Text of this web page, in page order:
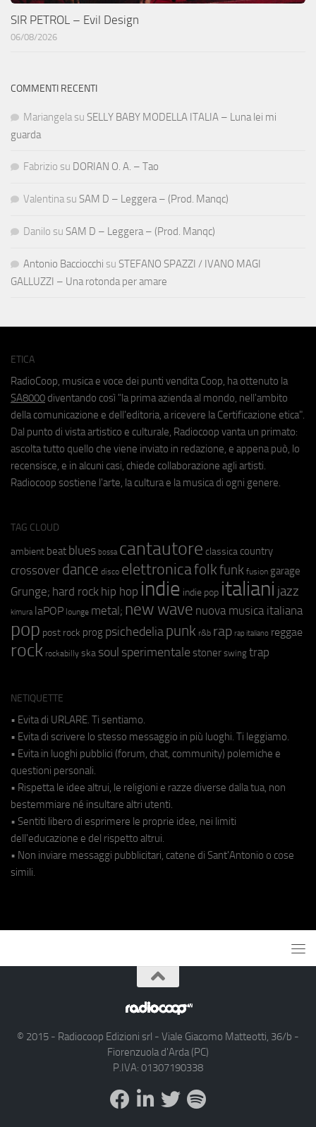
SIR PETROL – Evil Design
06/08/2026
COMMENTI RECENTI
Mariangela su SELLY BABY MODELLA ITALIA – Luna lei mi
guarda
Fabrizio su DORIAN O. A. – Tao
Valentina su SAM D – Leggera – (Prod. Manqc)
Danilo su SAM D – Leggera – (Prod. Manqc)
Antonio Bacciocchi su STEFANO SPAZZI / IVANO MAGI
GALLUZZI – Una rotonda per amare
ETICA
RadioCoop, musica e voce dei punti vendita Coop, ha ottenuto la
SA8000 diventando così "la prima azienda al mondo, nell'ambito
della comunicazione e dell'editoria, a ricevere la Certificazione etica".
Dal punto di vista artistico e culturale, Radiocoop vanta un primato:
ascolta tutto quello che viene inviato in redazione, e appena può, lo
recensisce, e in alcuni casi, chiede collaborazione agli artisti.
Radiocoop sostiene l'arte, la cultura e la musica di ogni genere.
TAG CLOUD
ambient beat blues bossa cantautore classica country
crossover dance disco elettronicafolkfunk fusion garage
Grunge; hard rock hip hop indie indie pop italiani jazz
kimura laPOP lounge metal; new wave nuova musica italiana
pop post rock prog psichedeliapunk r&b rap rap italiano reggae
rock rockabilly ska soul sperimentale stoner swing trap
NETIQUETTE
• Evita di URLARE. Ti sentiamo.
• Evita di scrivere lo stesso messaggio in più luoghi. Ti leggiamo.
• Evita in luoghi pubblici (forum, chat, community) polemiche e
questioni personali.
• Rispetta le idee altrui, le religioni e razze diverse dalla tua, non
bestemmiare né insultare altri utenti.
• Sentiti libero di esprimere le proprie idee, nei limiti
dell'educazione e del rispetto altrui.
• Non inviare messaggi pubblicitari, catene di Sant'Antonio o cose
simili.
© 2015 - Radiocoop Edizioni srl - Viale Giacomo Matteotti, 36/b -
Fiorenzuola d'Arda (PC)
P.IVA: 01307190338